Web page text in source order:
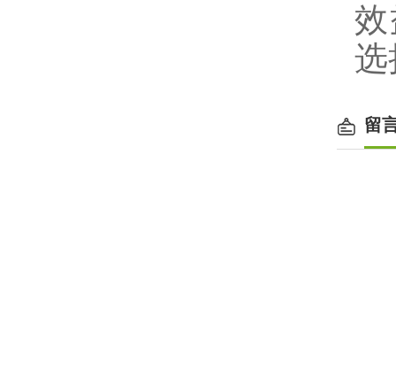
选
留